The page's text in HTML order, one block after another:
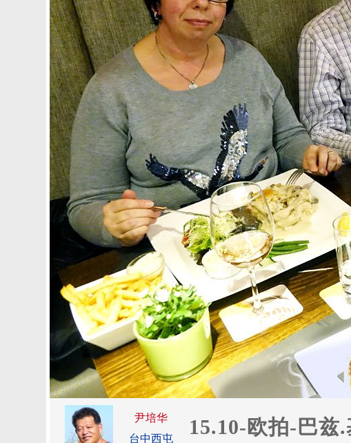
尹培华
台中西屯
15.10-欧拍-巴兹.